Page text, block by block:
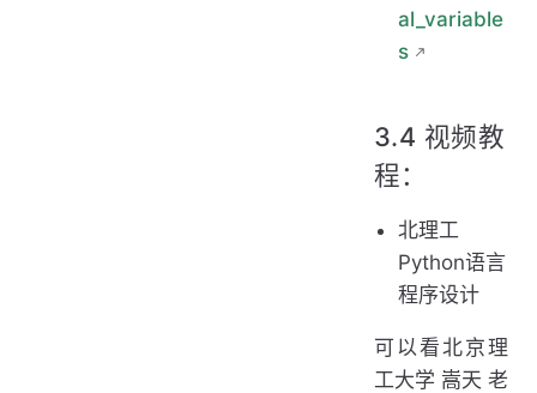
al_variable
s
3.4 视频教
程：
北理工
Python语言
程序设计
可以看北京理
工大学 嵩天 老